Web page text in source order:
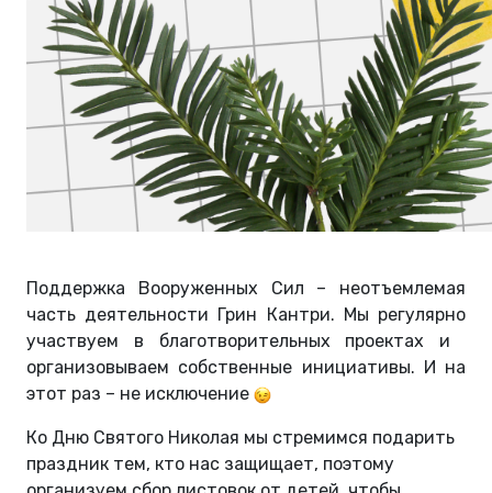
Поддержка Вооруженных Сил – неотъемлемая
часть деятельности Грин Кантри. Мы регулярно
участвуем в благотворительных проектах и ​​
организовываем собственные инициативы. И на
этот раз – не исключение
Ко Дню Святого Николая мы стремимся подарить
праздник тем, кто нас защищает, поэтому